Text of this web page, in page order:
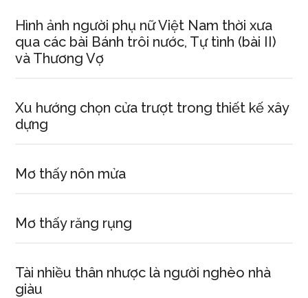
Hình ảnh người phụ nữ Việt Nam thời xưa
qua các bài Bánh trôi nước, Tự tình (bài II)
và Thương Vợ
Xu hướng chọn cửa trượt trong thiết kế xây
dựng
Mơ thấy nôn mửa
Mơ thấy răng rụng
Tài nhiều thân nhược là người nghèo nhà
giàu